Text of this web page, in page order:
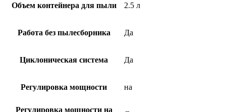
Объем контейнера для пыли 2.5 л
Работа без пылесборника Да
Циклоническая система Да
Регулировка мощности на
Регулировка мощности на